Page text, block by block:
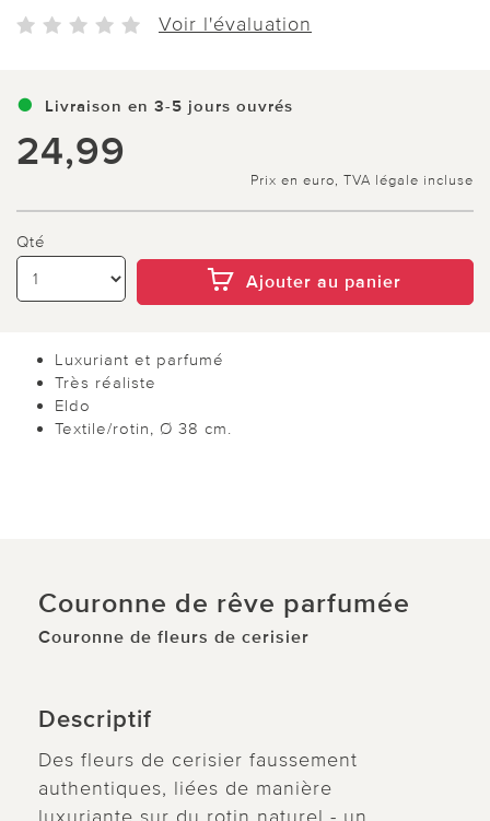
Voir l'évaluation
Livraison en 3-5 jours ouvrés
24,99
Prix en euro, TVA légale incluse
Qté
Ajouter au panier
Luxuriant et parfumé
Très réaliste
Eldo
Textile/rotin, Ø 38 cm.
Couronne de rêve parfumée
Couronne de fleurs de cerisier
Descriptif
Des fleurs de cerisier faussement
authentiques, liées de manière